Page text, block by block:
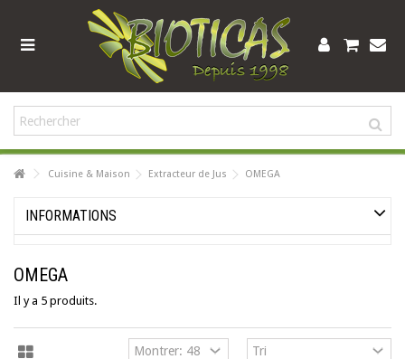
Cuisine & Maison Extracteur de Jus OMEGA
INFORMATIONS
OMEGA
Il y a 5 produits.